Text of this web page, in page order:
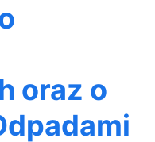
oraz o